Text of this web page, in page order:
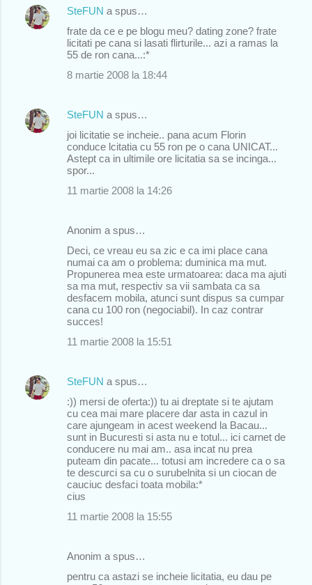
SteFUN a spus…
frate da ce e pe blogu meu? dating zone? frate
licitati pe cana si lasati flirturile... azi a ramas la
55 de ron cana...:*
8 martie 2008 la 18:44
SteFUN a spus…
joi licitatie se incheie.. pana acum Florin
conduce lcitatia cu 55 ron pe o cana UNICAT...
Astept ca in ultimile ore licitatia sa se incinga...
spor...
11 martie 2008 la 14:26
Anonim a spus…
Deci, ce vreau eu sa zic e ca imi place cana
numai ca am o problema: duminica ma mut.
Propunerea mea este urmatoarea: daca ma ajuti
sa ma mut, respectiv sa vii sambata ca sa
desfacem mobila, atunci sunt dispus sa cumpar
cana cu 100 ron (negociabil). In caz contrar
succes!
11 martie 2008 la 15:51
SteFUN a spus…
:)) mersi de oferta:)) tu ai dreptate si te ajutam
cu cea mai mare placere dar asta in cazul in
care ajungeam in acest weekend la Bacau...
sunt in Bucuresti si asta nu e totul... ici carnet de
conducere nu mai am.. asa incat nu prea
puteam din pacate... totusi am incredere ca o sa
te descurci sa cu o surubelnita si un ciocan de
cauciuc desfaci toata mobila:*
cius
11 martie 2008 la 15:55
Anonim a spus…
pentru ca astazi se incheie licitatia, eu dau pe